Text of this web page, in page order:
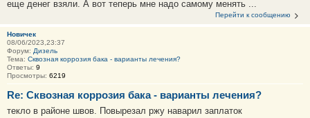
еще денег взяли. А вот теперь мне надо самому менять ...
Перейти к сообщению
Новичек
08/06/2023,23:37
Форум: Дизель
Тема: Сквозная коррозия бака - варианты лечения?
Ответы: 9
Просмотры: 6219
Re: Сквозная коррозия бака - варианты лечения?
текло в районе швов. Повырезал ржу наварил заплаток